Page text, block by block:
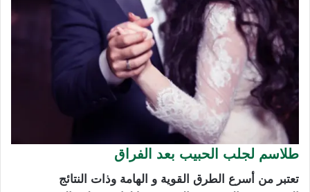
طلاسم لجلب الحبيب بعد الفراق
تعتبر من أسرع الطرق القوية و الهامة وذات النتائج